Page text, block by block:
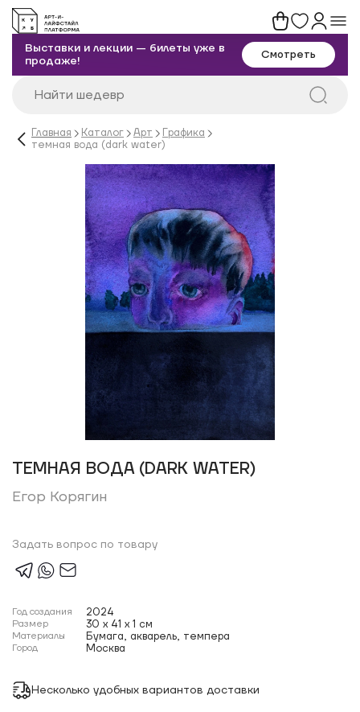
Выставки и лекции — билеты уже в
продаже!
Смотреть
Главная Каталог Арт
Графика
темная вода (dark water)
ТЕМНАЯ ВОДА (DARK WATER)
Егор Корягин
Задать вопрос по товару
Год создания 2024
Размер 30 x 41 x 1 см
Материалы Бумага, акварель, темпера
Город Москва
Несколько удобных вариантов доставки